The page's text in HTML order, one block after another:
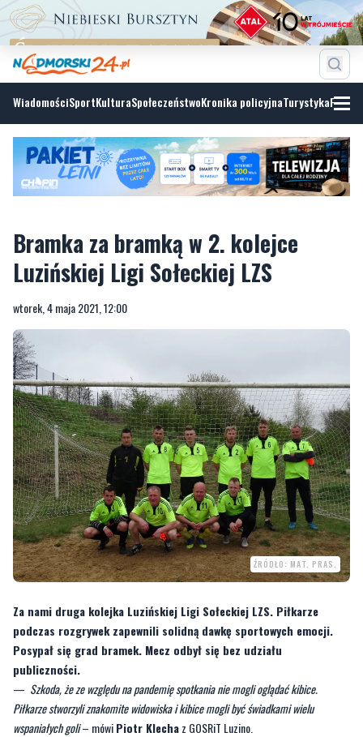
WiadomościSportKulturaSpołeczeństwoKronika policyjnaTurystyka
Bramka za bramką w 2. kolejce
Luzińskiej Ligi Sołeckiej LZS
wtorek, 4 maja 2021, 12:00
ŹRÓDŁO: MAT. PRAS.
Za nami druga kolejka Luzińskiej Ligi Sołeckiej LZS. Piłkarze
podczas rozgrywek zapewnili solidną dawkę sportowych emocji.
Posypał się grad bramek. Mecz odbył się bez udziału
publiczności.
— Szkoda, że ze względu na pandemię spotkania nie mogli oglądać kibice.
Piłkarze stworzyli znakomite widowiska i kibice mogli być świadkami wielu
wspaniałych goli– mówiPiotr Klechaz GOSRiT Luzino.